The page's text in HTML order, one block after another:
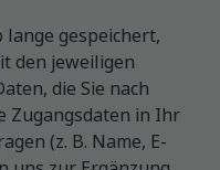
lange gespeichert,
den jeweiligen
die Sie nach
Zugangsdaten in Ihr
(z. B. Name, E-